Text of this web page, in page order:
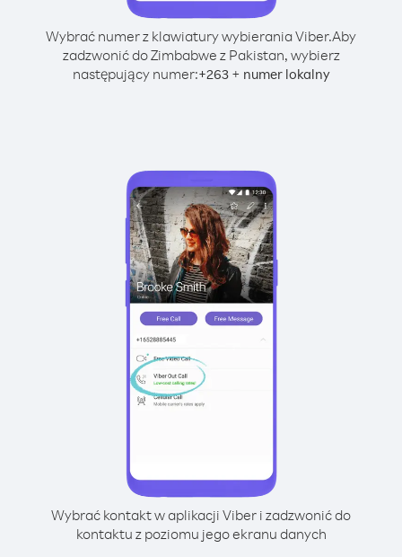
Wybrać numer z klawiatury wybierania Viber.Aby
zadzwonić do Zimbabwe z Pakistan, wybierz
następujący numer:+263+ numer lokalny
Wybrać kontakt w aplikacji Viber i zadzwonić do
kontaktu z poziomu jego ekranu danych